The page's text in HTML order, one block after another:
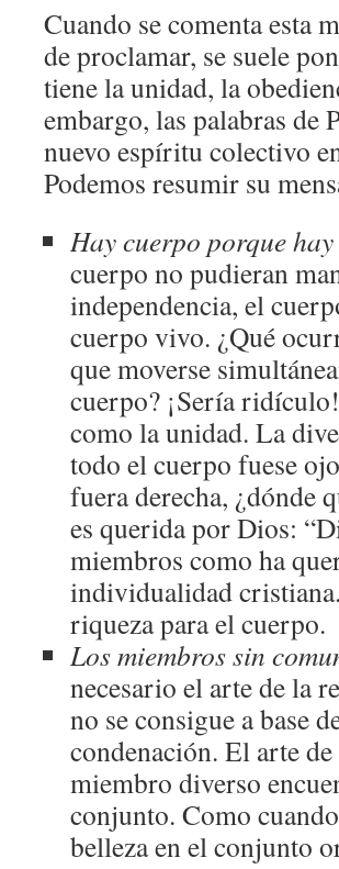
Cuando se comenta esta
de proclamar, se suele
tiene la unidad, la
embargo, las palabras de
nuevo espíritu colectivo
Podemos resumir su
Hay cuerpo porque
cuerpo no pudieran
independencia, el
cuerpo vivo. ¿Qué
que moverse
cuerpo? ¡Sería
como la unidad. La
todo el cuerpo fuese
fuera derecha, ¿dónde
es querida por Dios:
miembros como ha
individualidad
riqueza para el cuerpo.
Los miembros sin
necesario el arte de la
no se consigue a base
condenación. El arte
miembro diverso
conjunto. Como
belleza en el conjunto